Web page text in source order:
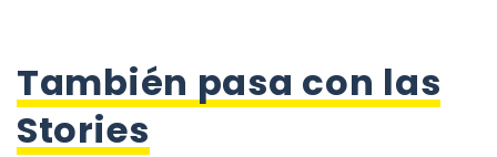
También pasa con las
Stories